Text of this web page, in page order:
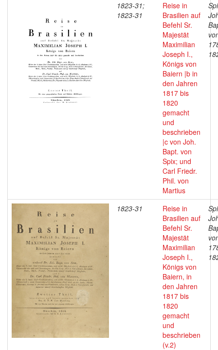
1823-31;
1823-31
Reise in
Brasilien auf
Befehl Sr.
Majestät
Maximilian
Joseph I.,
Königs von
Baiern |b in
den Jahren
1817 bis
1820
gemacht
und
beschrieben
|c von Joh.
Bapt. von
Spix; und
Carl Friedr.
Phil. von
Martius
1823-31
Reise in
Brasilien auf
Befehl Sr.
Majestät
Maximilian
Joseph I.,
Königs von
Baiern, in
den Jahren
1817 bis
1820
gemacht
und
beschrieben
(v.2)